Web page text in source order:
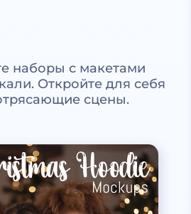
наборы с макетами
Откройте для себя
сцены.